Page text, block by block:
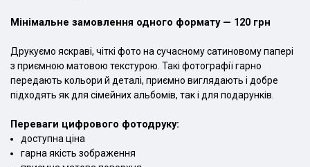
Мінімальне замовлення одного формату — 120 грн
Друкуємо яскраві, чіткі фото на сучасному сатиновому папері
з приємною матовою текстурою. Такі фотографії гарно
передають кольори й деталі, приємно виглядають і добре
підходять як для сімейних альбомів, так і для подарунків.
Переваги цифрового фотодруку:
доступна ціна
гарна якість зображення